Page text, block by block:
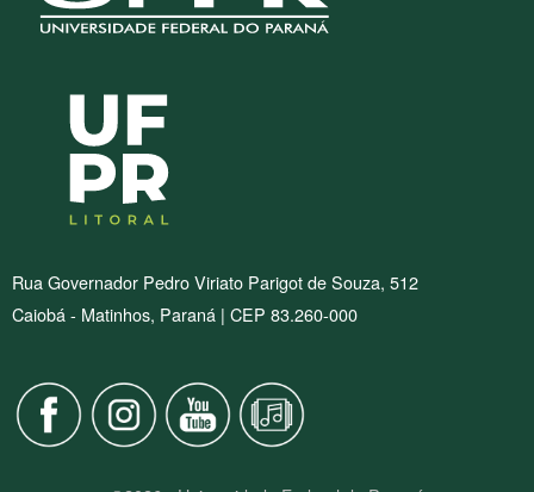
Rua Governador Pedro Viriato Parigot de Souza, 512
Caiobá - Matinhos, Paraná | CEP 83.260-000